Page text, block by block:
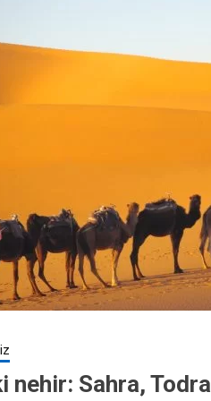
nehir: Sahra,